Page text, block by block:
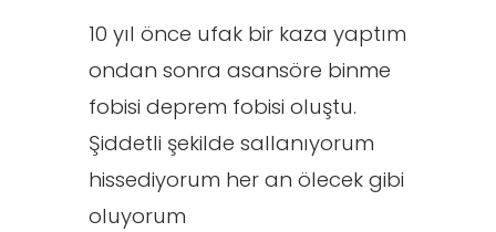
10 yıl önce ufak bir kaza yaptım
ondan sonra asansöre binme
fobisi deprem fobisi oluştu.
Şiddetli şekilde sallanıyorum
hissediyorum her an ölecek gibi
oluyorum